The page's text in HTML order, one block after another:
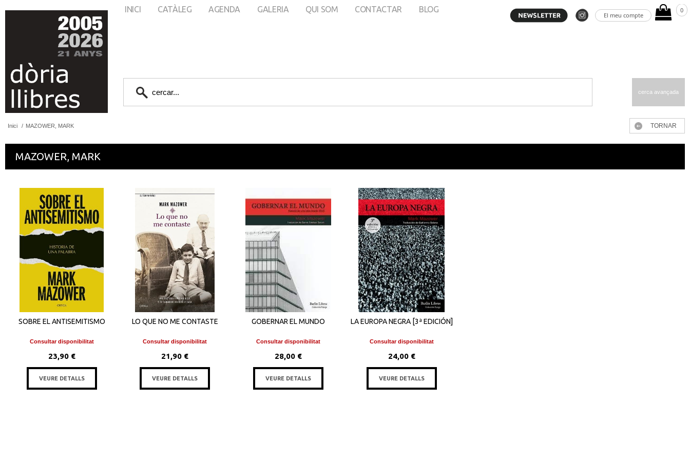
El meu compte
0
INICI CATÀLEG AGENDA GALERIA QUI SOM CONTACTAR BLOG
cerca avançada
Inici / MAZOWER, MARK TORNAR
MAZOWER, MARK
SOBRE EL ANTISEMITISMO
Consultar disponibilitat
23,90 €
VEURE DETALLS
LO QUE NO ME CONTASTE
Consultar disponibilitat
21,90 €
VEURE DETALLS
GOBERNAR EL MUNDO
Consultar disponibilitat
28,00 €
VEURE DETALLS
LA EUROPA NEGRA [3ª EDICIÓN]
Consultar disponibilitat
24,00 €
VEURE DETALLS